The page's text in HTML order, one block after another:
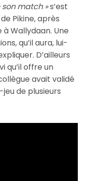
match »s’est
Pikine, après
Wallydaan. Une
qu’il aura, lui-
D’ailleurs
qu’il offre un
avait validé
de plusieurs